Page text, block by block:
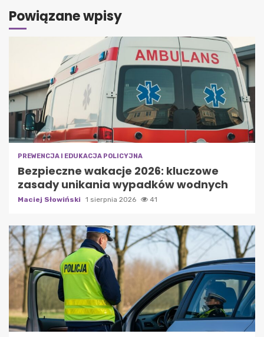
Powiązane wpisy
PREWENCJA I EDUKACJA POLICYJNA
Bezpieczne wakacje 2026: kluczowe
zasady unikania wypadków wodnych
Maciej Słowiński 1 sierpnia 2026 41